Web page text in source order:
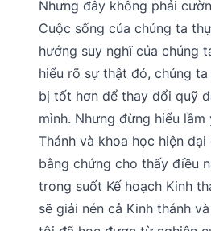
Nhưng đây không phải
Cuộc sống của chúng ta
hướng suy nghĩ của chúng
hiểu rõ sự thật đó, chúng
bị tốt hơn để thay đổi quỹ
mình. Nhưng đừng hiểu
Thánh và khoa học hiện
bằng chứng cho thấy điều
trong suốt Kế hoạch Kinh
sẽ giải nén cả Kinh thánh